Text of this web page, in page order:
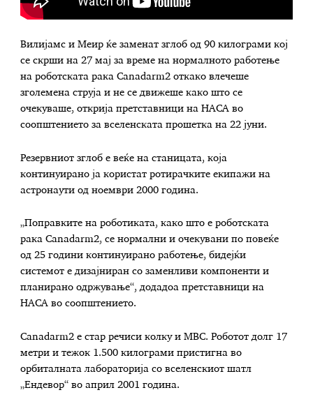
Вилијамс и Меир ќе заменат зглоб од 90 килограми кој
се скрши на 27 мај за време на нормалното работење
на роботската рака Canadarm2 откако влечеше
зголемена струја и не се движеше како што се
очекуваше, открија претставници на НАСА во
соопштението за вселенската прошетка на 22 јуни.
Резервниот зглоб е веќе на станицата, која
континуирано ја користат ротирачките екипажи на
астронаути од ноември 2000 година.
„Поправките на роботиката, како што е роботската
рака Canadarm2, се нормални и очекувани по повеќе
од 25 години континуирано работење, бидејќи
системот е дизајниран со заменливи компоненти и
планирано одржување“, додадоа претставници на
НАСА во соопштението.
Canadarm2 е стар речиси колку и МВС. Роботот долг 17
метри и тежок 1.500 килограми пристигна во
орбиталната лабораторија со вселенскиот шатл
„Ендевор“ во април 2001 година.